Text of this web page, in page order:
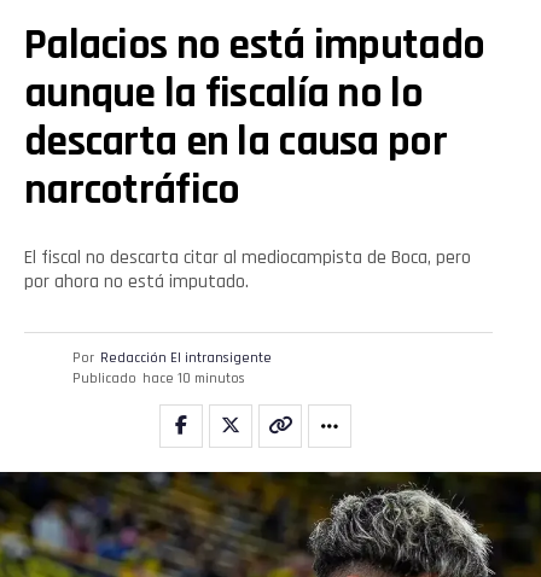
Palacios no está imputado
aunque la fiscalía no lo
descarta en la causa por
narcotráfico
El fiscal no descarta citar al mediocampista de Boca, pero
por ahora no está imputado.
Por Redacción El intransigente
Publicado hace 10 minutos